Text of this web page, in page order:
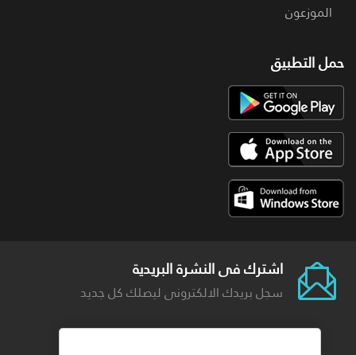
الموزعون
حمل التطبيق
اشترك فى النشرة البريدية
سجل بريدك الالكترونى ليصلك كل جديد